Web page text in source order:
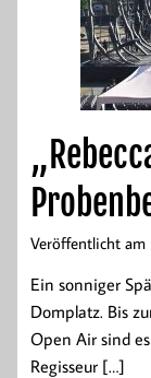
Veröffentlicht am
Ein sonniger
Domplatz. Bis
Open Air sind
Regisseur […]